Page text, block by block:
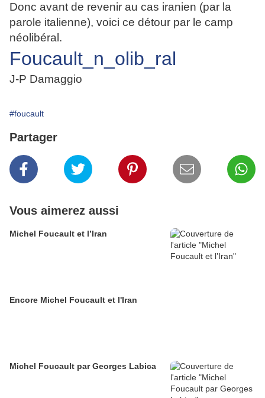
Donc avant de revenir au cas iranien (par la
parole italienne), voici ce détour par le camp
néolibéral.
Foucault_n_olib_ral
J-P Damaggio
#foucault
Partager
Vous aimerez aussi
Michel Foucault et l’Iran
Encore Michel Foucault et l'Iran
Michel Foucault par Georges Labica